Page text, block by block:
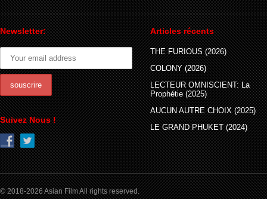
Newsletter:
Suivez Nous !
Articles récents
THE FURIOUS (2026)
COLONY (2026)
LECTEUR OMNISCIENT: La
Prophétie (2025)
AUCUN AUTRE CHOIX (2025)
LE GRAND PHUKET (2024)
© 2018-2026 Asian Film All rights reserved.